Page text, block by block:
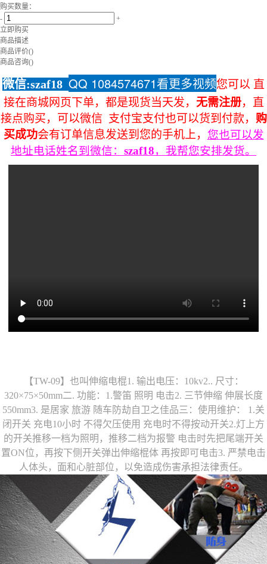
购买数量：
-
+
立即购买
商品描述
商品评价()
商品咨询()
微信:szaf18 QQ 1084574671看更多视频您可以 直
接在商城网页下单，都是现货当天发， 无需注册，直
接点购买，可以微信 支付宝支付也可以货到付款， 购
买成功会有订单信息发送到您的手机上， 您也可以发
地址电话姓名到微信： szaf18，我帮您安排发货。
【TW-09】也叫伸缩电棍1. 输出电压：10kv2.. 尺寸：
320×75×50mm二. 功能：1.警笛 照明 电击2. 三节伸缩 伸展长度
550mm3. 是居家 旅游 随车防劫自卫之佳品三：使用维护： 1.关
闭开关 充电10小时 不得欠压使用 充电时不得按动开关2.灯上方
的开关推移一档为照明，推移二档为报警 电击时先把尾端开关
置ON位，再按下侧开关弹出伸缩棍体 再按即可电击3. 严禁电击
人体头，面和心脏部位，以免造成伤害承担法律责任。